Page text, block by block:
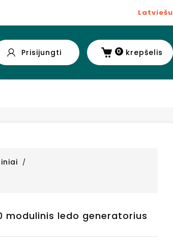
Latviešu
krepšelis
0
Prisijungti
modulinis ledo generatorius